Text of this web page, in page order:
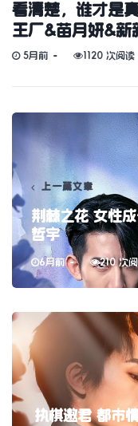
看清楚，谁才是
王厂&苗月妍&新
5月前 1120 次阅读
上一篇文章
荆棘之花 女性
哲宇
6月前 210 次
执棋邀君 都市